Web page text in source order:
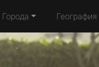
Города География